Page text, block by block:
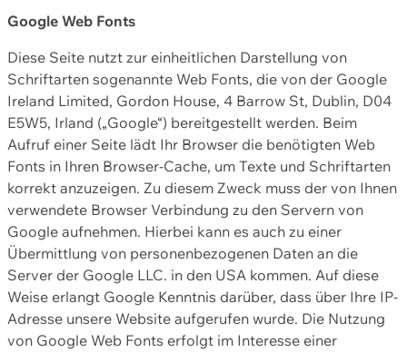
Google Web Fonts
Diese Seite nutzt zur einheitlichen Darstellung von
Schriftarten sogenannte Web Fonts, die von der Google
Ireland Limited, Gordon House, 4 Barrow St, Dublin, D04
E5W5, Irland („Google“) bereitgestellt werden. Beim
Aufruf einer Seite lädt Ihr Browser die benötigten Web
Fonts in Ihren Browser-Cache, um Texte und Schriftarten
korrekt anzuzeigen. Zu diesem Zweck muss der von Ihnen
verwendete Browser Verbindung zu den Servern von
Google aufnehmen. Hierbei kann es auch zu einer
Übermittlung von personenbezogenen Daten an die
Server der Google LLC. in den USA kommen. Auf diese
Weise erlangt Google Kenntnis darüber, dass über Ihre IP-
Adresse unsere Website aufgerufen wurde. Die Nutzung
von Google Web Fonts erfolgt im Interesse einer